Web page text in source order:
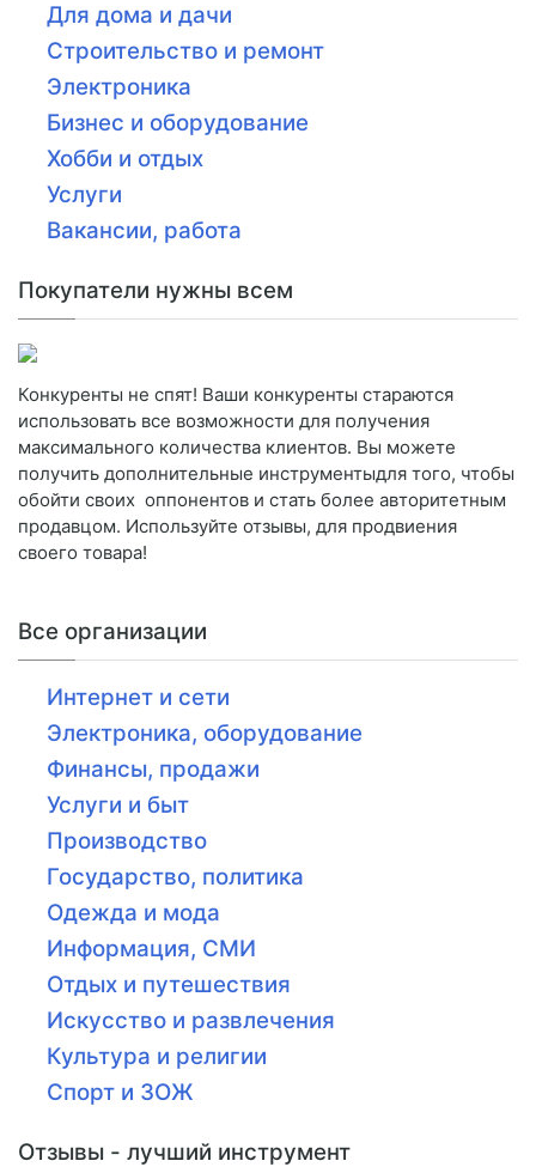
Для дома и дачи
Строительство и ремонт
Электроника
Бизнес и оборудование
Хобби и отдых
Услуги
Вакансии, работа
Покупатели нужны всем
Конкуренты не спят! Ваши конкуренты стараются
использовать все возможности для получения
максимального количества клиентов. Вы можете
получить дополнительные инструментыдля того, чтобы
обойти своих оппонентов и стать более авторитетным
продавцом. Используйте отзывы, для продвиения
своего товара!
Все организации
Интернет и сети
Электроника, оборудование
Финансы, продажи
Услуги и быт
Производство
Государство, политика
Одежда и мода
Информация, СМИ
Отдых и путешествия
Искусство и развлечения
Культура и религии
Спорт и ЗОЖ
Отзывы - лучший инструмент